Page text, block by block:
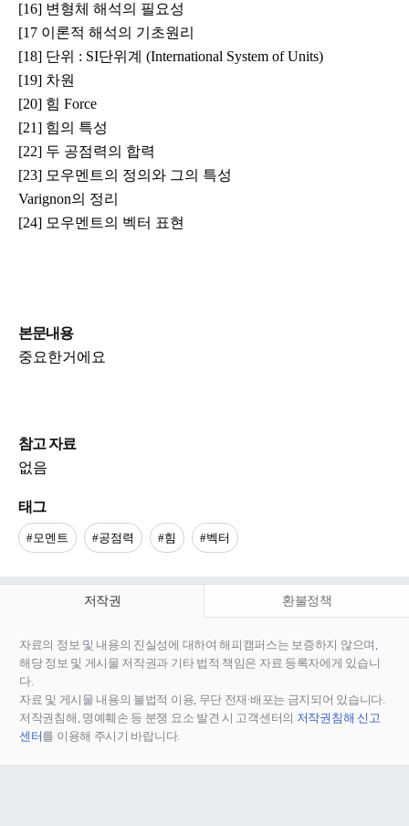
[16] 변형체 해석의 필요성
[17 이론적 해석의 기초원리
[18] 단위 : SI단위계 (International System of Units)
[19] 차원
[20] 힘 Force
[21] 힘의 특성
[22] 두 공점력의 합력
[23] 모우멘트의 정의와 그의 특성
Varignon의 정리
[24] 모우멘트의 벡터 표현
본문내용
중요한거에요
참고 자료
없음
태그
#모멘트 #공점력 #힘 #벡터
저작권 환불정책
자료의 정보 및 내용의 진실성에 대하여 해피캠퍼스는 보증하지 않으며,
해당 정보 및 게시물 저작권과 기타 법적 책임은 자료 등록자에게 있습니
다.
자료 및 게시물 내용의 불법적 이용, 무단 전재∙배포는 금지되어 있습니다.
저작권침해, 명예훼손 등 분쟁 요소 발견 시 고객센터의 저작권침해 신고
센터를 이용해 주시기 바랍니다.